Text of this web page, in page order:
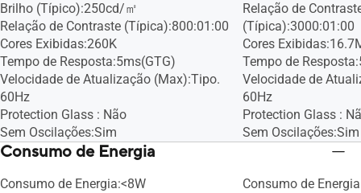
Brilho (Típico):250cd/㎡
Relação de Contraste (Típica):800:01:00
Cores Exibidas:260K
Tempo de Resposta:5ms(GTG)
Velocidade de Atualização (Max):Tipo.
60Hz
Protection Glass : Não
Sem Oscilações:Sim
Relação de
(Típica):3000:01:00
Cores
Tempo de
Velocidade de
60Hz
Protection Glass :
Sem Oscilações:Sim
Consumo de Energia
Consumo de Energia:<8W
Consumo de